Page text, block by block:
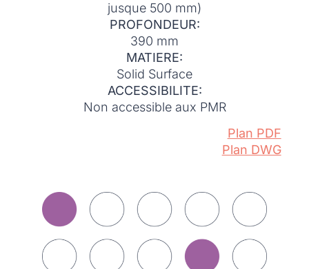
jusque 500 mm)
PROFONDEUR:
390 mm
MATIERE:
Solid Surface
ACCESSIBILITE:
Non accessible aux PMR
Plan PDF
Plan DWG